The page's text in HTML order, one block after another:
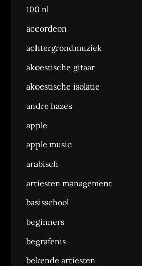
100 nl
accordeon
achtergrondmuziek
akoestische gitaar
akoestische isolatie
andre hazes
apple
apple music
arabisch
artiesten management
basisschool
beginners
begrafenis
bekende artiesten